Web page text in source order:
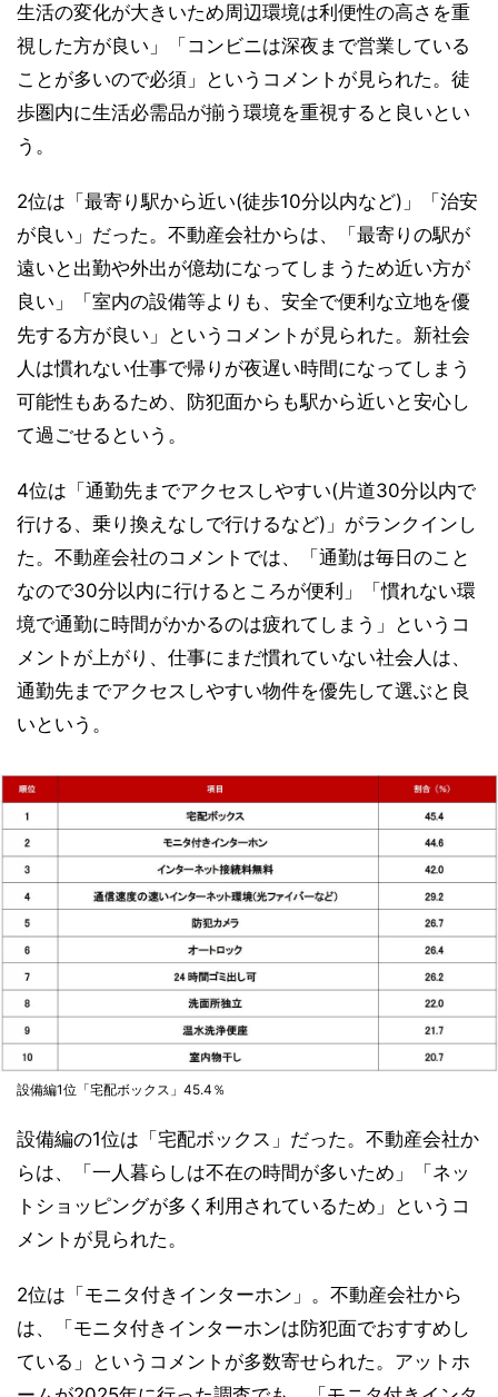
生活の変化が大きいため周辺環境は利便性の高さを重
視した方が良い」「コンビニは深夜まで営業している
ことが多いので必須」というコメントが見られた。徒
歩圏内に生活必需品が揃う環境を重視すると良いとい
う。
2位は「最寄り駅から近い(徒歩10分以内など)」「治安
が良い」だった。不動産会社からは、「最寄りの駅が
遠いと出勤や外出が億劫になってしまうため近い方が
良い」「室内の設備等よりも、安全で便利な立地を優
先する方が良い」というコメントが見られた。新社会
人は慣れない仕事で帰りが夜遅い時間になってしまう
可能性もあるため、防犯面からも駅から近いと安心し
て過ごせるという。
4位は「通勤先までアクセスしやすい(片道30分以内で
行ける、乗り換えなしで行けるなど)」がランクインし
た。不動産会社のコメントでは、「通勤は毎日のこと
なので30分以内に行けるところが便利」「慣れない環
境で通勤に時間がかかるのは疲れてしまう」というコ
メントが上がり、仕事にまだ慣れていない社会人は、
通勤先までアクセスしやすい物件を優先して選ぶと良
いという。
設備編1位「宅配ボックス」45.4％
設備編の1位は「宅配ボックス」だった。不動産会社か
らは、「一人暮らしは不在の時間が多いため」「ネッ
トショッピングが多く利用されているため」というコ
メントが見られた。
2位は「モニタ付きインターホン」。不動産会社から
は、「モニタ付きインターホンは防犯面でおすすめし
ている」というコメントが多数寄せられた。アットホ